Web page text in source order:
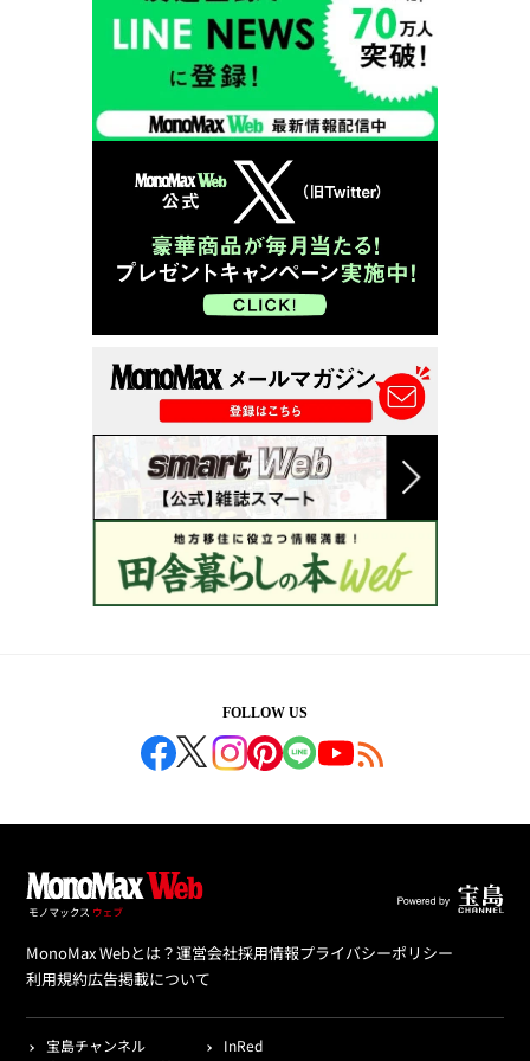
FOLLOW US
MonoMax Webとは？運営会社採用情報プライバシーポリシー
利用規約広告掲載について
宝島チャンネル
InRed